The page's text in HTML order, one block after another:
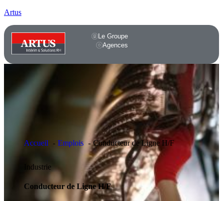
Artus
Le Groupe
Agences
Accueil Emplois Conducteur de Ligne H/F
Industrie
Conducteur de Ligne H/F